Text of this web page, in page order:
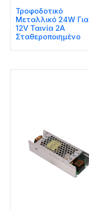
Τροφοδοτικό
Μεταλλικό 24W Για
12V Ταινία 2A
Σταθεροποιημένο